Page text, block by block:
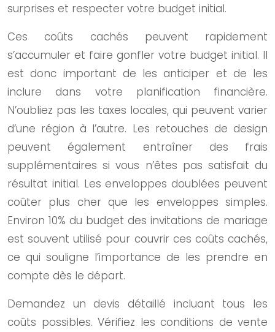
surprises et respecter votre budget initial.
Ces coûts cachés peuvent rapidement
s’accumuler et faire gonfler votre budget initial. Il
est donc important de les anticiper et de les
inclure dans votre planification financière.
N’oubliez pas les taxes locales, qui peuvent varier
d’une région à l’autre. Les retouches de design
peuvent également entraîner des frais
supplémentaires si vous n’êtes pas satisfait du
résultat initial. Les enveloppes doublées peuvent
coûter plus cher que les enveloppes simples.
Environ 10% du budget des invitations de mariage
est souvent utilisé pour couvrir ces coûts cachés,
ce qui souligne l’importance de les prendre en
compte dès le départ.
Demandez un devis détaillé incluant tous les
coûts possibles. Vérifiez les conditions de vente